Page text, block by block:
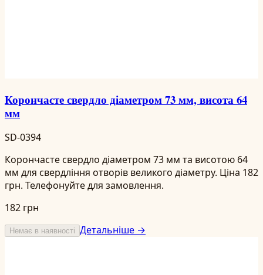
Корончасте свердло діаметром 73 мм, висота 64
мм
SD-0394
Корончасте свердло діаметром 73 мм та висотою 64
мм для свердління отворів великого діаметру. Ціна 182
грн. Телефонуйте для замовлення.
182 грн
Немає в наявності Детальніше →